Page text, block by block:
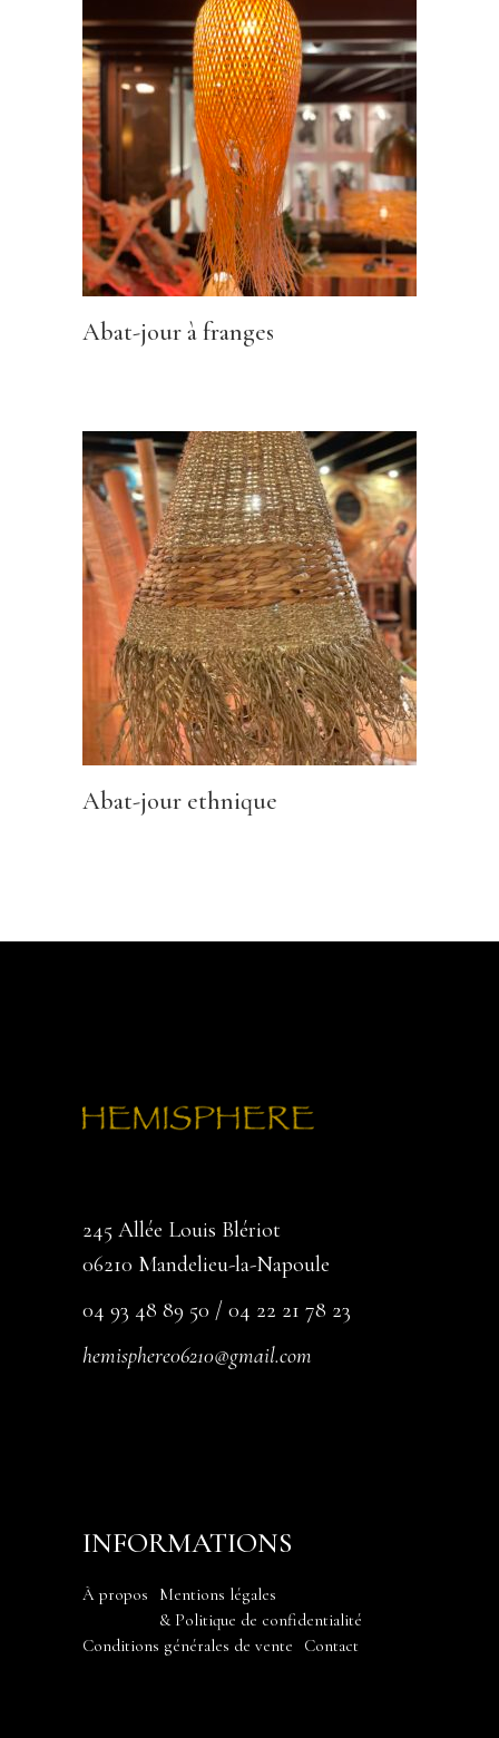
Abat-jour à franges
Abat-jour ethnique
245 Allée Louis Blériot
06210 Mandelieu-la-Napoule
04 93 48 89 50 / 04 22 21 78 23
hemisphere06210@gmail.com
INFORMATIONS
À propos
Mentions légales
& Politique de confidentialité
Conditions générales de vente
Contact